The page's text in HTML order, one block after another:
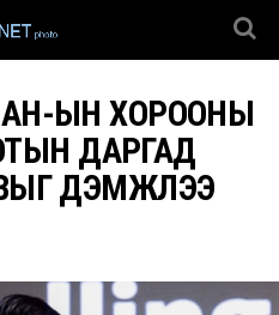
ЫН ХОРООНЫ
ДАРГАД
ДЭМЖЛЭЭ